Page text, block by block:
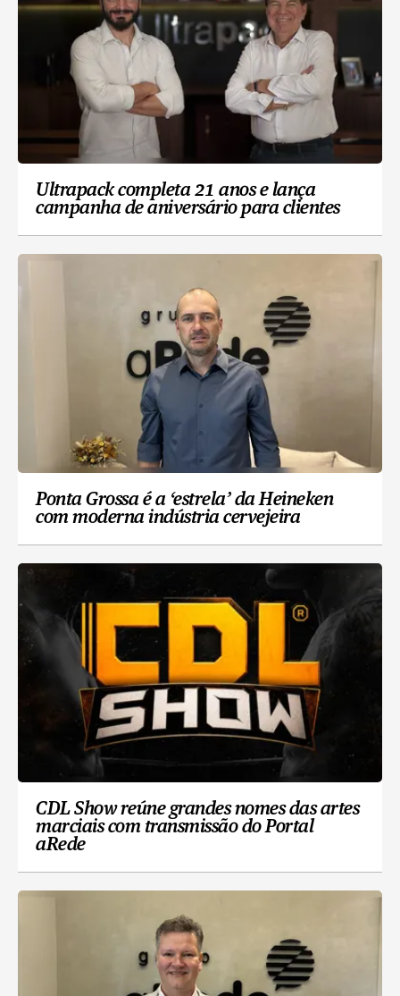
Ultrapack completa 21 anos e lança
campanha de aniversário para clientes
Ponta Grossa é a ‘estrela’ da Heineken
com moderna indústria cervejeira
CDL Show reúne grandes nomes das artes
marciais com transmissão do Portal
aRede